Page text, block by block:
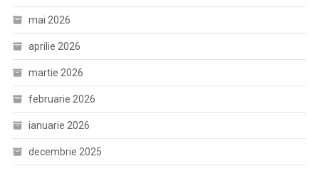
mai 2026
aprilie 2026
martie 2026
februarie 2026
ianuarie 2026
decembrie 2025